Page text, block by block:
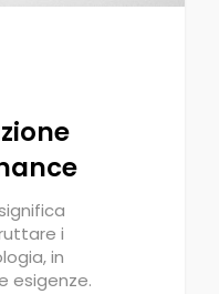
i
in
esigenze.